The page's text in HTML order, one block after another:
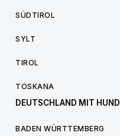
SÜDTIROL
SYLT
TIROL
TOSKANA
DEUTSCHLAND MIT HUND
BADEN WÜRTTEMBERG